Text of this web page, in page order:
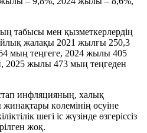
табысы мен қызметкерлердің
жалақы 2021 жылғы 250,3
мың теңгеге, 2024 жылы 405
2025 жылы 473 мың теңгеден
инфляцияның, халық
көлемінің өсуіне
шегі іс жүзінде өзгеріссіз
жоқ.